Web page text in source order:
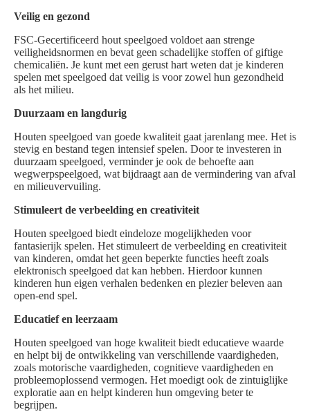
Veilig en gezond
FSC-Gecertificeerd hout speelgoed voldoet aan strenge
veiligheidsnormen en bevat geen schadelijke stoffen of giftige
chemicaliën. Je kunt met een gerust hart weten dat je kinderen
spelen met speelgoed dat veilig is voor zowel hun gezondheid
als het milieu.
Duurzaam en langdurig
Houten speelgoed van goede kwaliteit gaat jarenlang mee. Het is
stevig en bestand tegen intensief spelen. Door te investeren in
duurzaam speelgoed, verminder je ook de behoefte aan
wegwerpspeelgoed, wat bijdraagt aan de vermindering van afval
en milieuvervuiling.
Stimuleert de verbeelding en creativiteit
Houten speelgoed biedt eindeloze mogelijkheden voor
fantasierijk spelen. Het stimuleert de verbeelding en creativiteit
van kinderen, omdat het geen beperkte functies heeft zoals
elektronisch speelgoed dat kan hebben. Hierdoor kunnen
kinderen hun eigen verhalen bedenken en plezier beleven aan
open-end spel.
Educatief en leerzaam
Houten speelgoed van hoge kwaliteit biedt educatieve waarde
en helpt bij de ontwikkeling van verschillende vaardigheden,
zoals motorische vaardigheden, cognitieve vaardigheden en
probleemoplossend vermogen. Het moedigt ook de zintuiglijke
exploratie aan en helpt kinderen hun omgeving beter te
begrijpen.